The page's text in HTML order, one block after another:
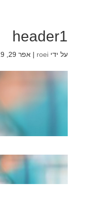
header1
על ידי roei
| אפר 29, 2019